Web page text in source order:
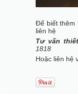
Để biết thêm
liên hệ
Tư vấn
1818
Hoặc liên hệ